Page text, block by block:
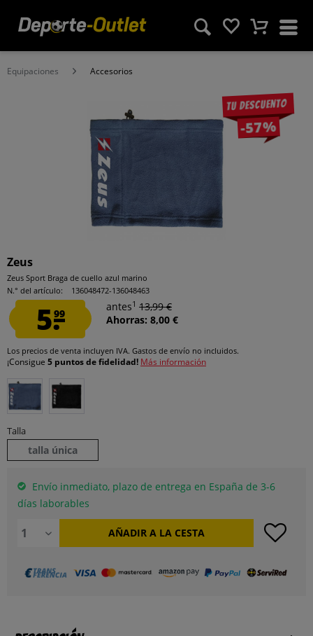
Equipaciones Accesorios
Tu descuento
-57%
Zeus
Zeus Sport Braga de cuello azul marino
N.° del artículo:
136048472-136048463
5.99
antes1 13,99 €
Ahorras: 8,00 €
Los precios de venta incluyen IVA. Gastos de envío no incluidos.
¡Consigue 5 puntos de fidelidad! Más información
Talla
talla única
Envío inmediato, plazo de entrega en España de 3-6
días laborables
AÑADIR A LA CESTA